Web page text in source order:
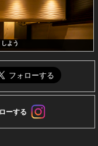
よう
ーする